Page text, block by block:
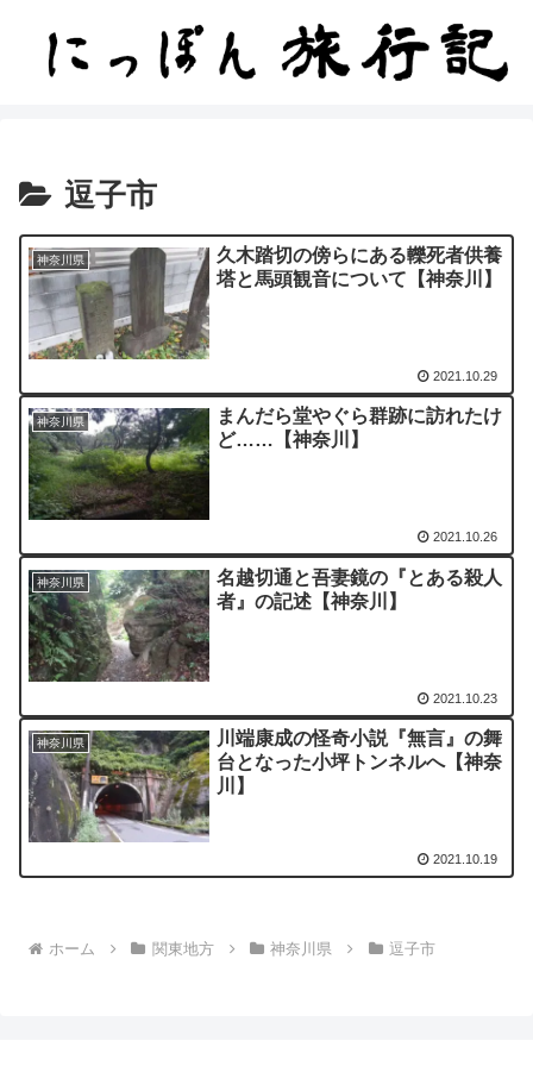
逗子市
神奈川県
久木踏切の傍らにある轢死者供養
塔と馬頭観音について【神奈川】
2021.10.29
神奈川県
まんだら堂やぐら群跡に訪れたけ
ど……【神奈川】
2021.10.26
神奈川県
名越切通と吾妻鏡の『とある殺人
者』の記述【神奈川】
2021.10.23
神奈川県
川端康成の怪奇小説『無言』の舞
台となった小坪トンネルへ【神奈
川】
2021.10.19
ホーム 関東地方 神奈川県 逗子市